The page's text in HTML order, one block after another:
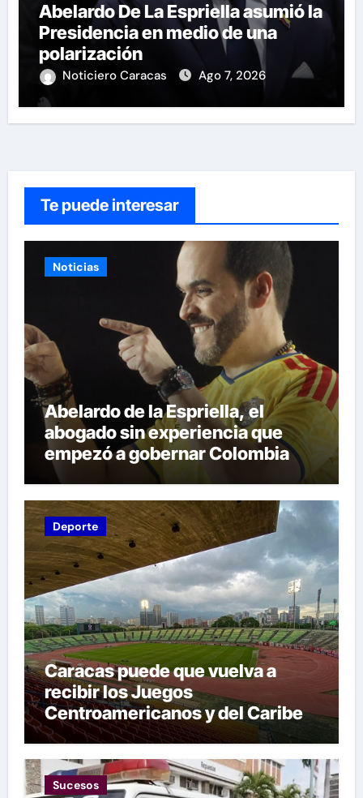
Abelardo De La Espriella asumió la
Presidencia en medio de una
polarización
Noticiero Caracas Ago 7, 2026
Te puede interesar
Noticias
Abelardo de la Espriella, el
abogado sin experiencia que
empezó a gobernar Colombia
Deporte
Caracas puede que vuelva a
recibir los Juegos
Centroamericanos y del Caribe
tras mas de 70 años
Sucesos